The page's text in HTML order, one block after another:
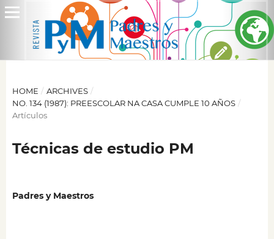
HOME / ARCHIVES /
NO. 134 (1987): PREESCOLAR NA CASA CUMPLE 10 AÑOS /
Artículos
Técnicas de estudio PM
Padres y Maestros